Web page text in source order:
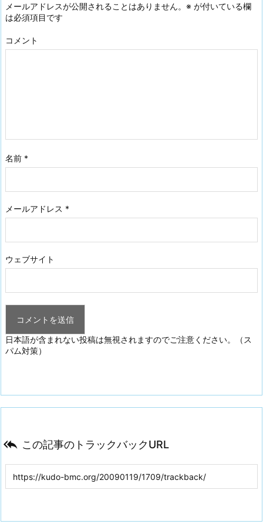
メールアドレスが公開されることはありません。 ※ が付いている欄
は必須項目です
コメント
名前 *
メールアドレス *
ウェブサイト
日本語が含まれない投稿は無視されますのでご注意ください。（ス
パム対策）
 この記事のトラックバックURL